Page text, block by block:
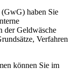
haben Sie
der Geldwäsche
Verfahren
können Sie im